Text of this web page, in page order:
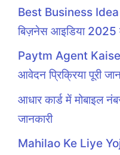
Best Business Idea
बिज़नेस आइडिया 2025
Paytm Agent Kaise
आवेदन प्रिक्रिया पूरी
आधार कार्ड में मोबाइल
जानकारी
Mahilao Ke Liye